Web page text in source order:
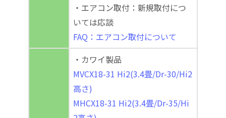
・エアコン取付：新規取付につ
いては応談
FAQ：エアコン取付について
・カワイ製品
MVCX18-31 Hi2(3.4畳/Dr-30/Hi2
高さ)
MHCX18-31 Hi2(3.4畳/Dr-35/Hi